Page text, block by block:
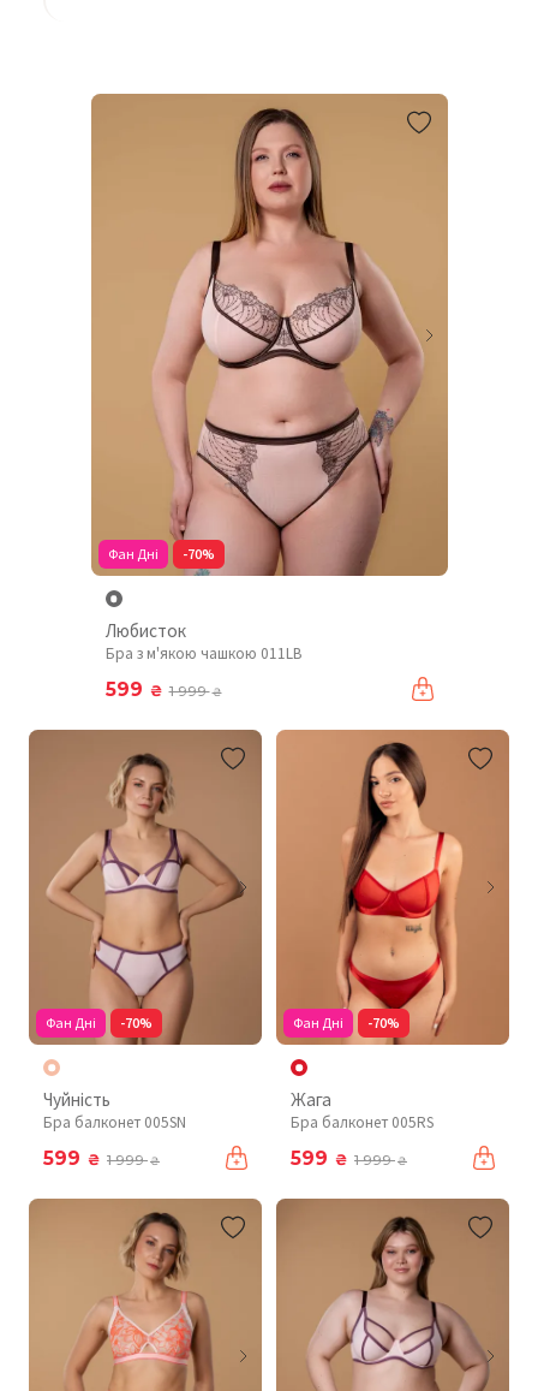
Фан Дні -70%
Любисток
Бра з м'якою чашкою 011LB
599 ₴ 1 999₴
Фан Дні -70%
Чуйність
Бра балконет 005SN
599 ₴ 1 999₴
Фан Дні -70%
Жага
Бра балконет 005RS
599 ₴ 1 999₴